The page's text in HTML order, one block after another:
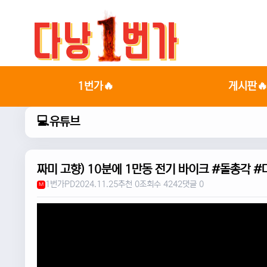
1번가🔥 게시판🔥
💻유튜브
짜미 고향) 10분에 1만동 전기 바이크 #돌총각 #
M 1번가PD2024.11.25추천 0조회수 4242댓글 0